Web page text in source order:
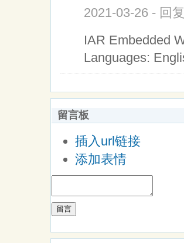
2021-03-26 - 回
IAR Embedded
Languages:
留言板
插入url链接
添加表情
留言